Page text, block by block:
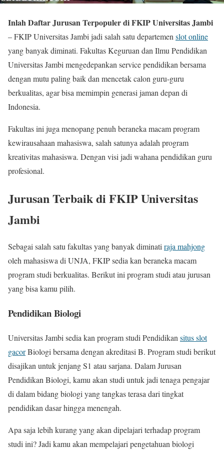
Inlah Daftar Jurusan Terpopuler di FKIP Universitas Jambi
– FKIP Universitas Jambi jadi salah satu departemen slot online
yang banyak diminati. Fakultas Keguruan dan Ilmu Pendidikan
Universitas Jambi mengedepankan service pendidikan bersama
dengan mutu paling baik dan mencetak calon guru-guru
berkualitas, agar bisa memimpin generasi jaman depan di
Indonesia.
Fakultas ini juga menopang penuh beraneka macam program
kewirausahaan mahasiswa, salah satunya adalah program
kreativitas mahasiswa. Dengan visi jadi wahana pendidikan guru
profesional.
Jurusan Terbaik di FKIP Universitas
Jambi
Sebagai salah satu fakultas yang banyak diminatiraja mahjong
oleh mahasiswa di UNJA, FKIP sedia kan beraneka macam
program studi berkualitas. Berikut ini program studi atau jurusan
yang bisa kamu pilih.
Pendidikan Biologi
Universitas Jambi sedia kan program studi Pendidikan situs slot
gacorBiologi bersama dengan akreditasi B. Program studi berikut
disajikan untuk jenjang S1 atau sarjana. Dalam Jurusan
Pendidikan Biologi, kamu akan studi untuk jadi tenaga pengajar
di dalam bidang biologi yang tangkas terasa dari tingkat
pendidikan dasar hingga menengah.
Apa saja lebih kurang yang akan dipelajari terhadap program
studi ini? Jadi kamu akan mempelajari pengetahuan biologi